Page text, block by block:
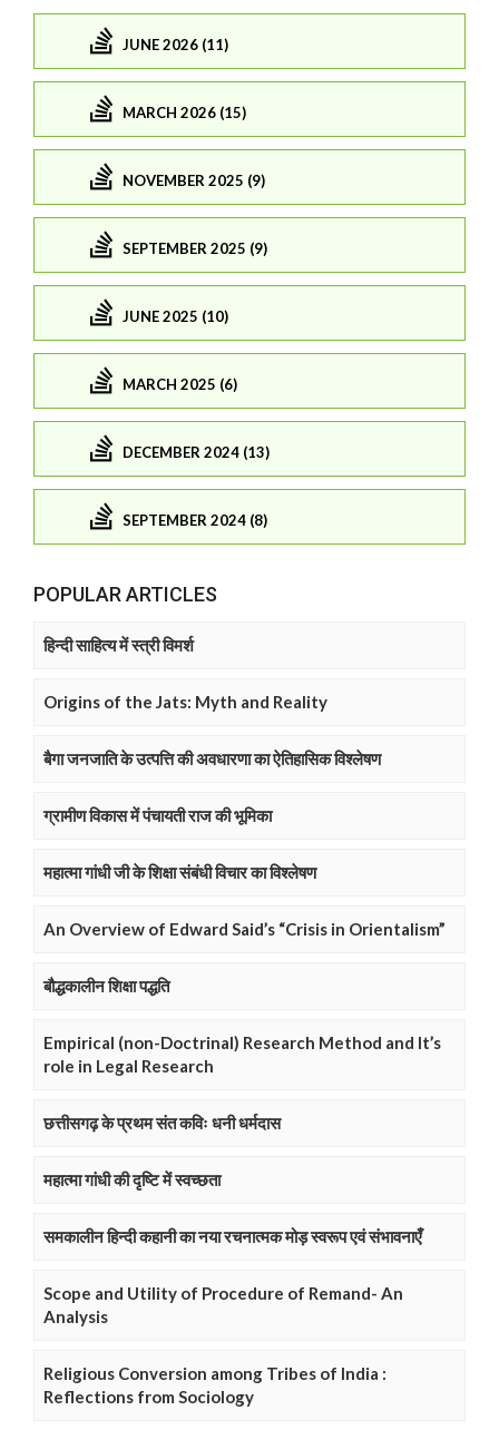
JUNE 2026 (11)
MARCH 2026 (15)
NOVEMBER 2025 (9)
SEPTEMBER 2025 (9)
JUNE 2025 (10)
MARCH 2025 (6)
DECEMBER 2024 (13)
SEPTEMBER 2024 (8)
POPULAR ARTICLES
हिन्दी साहित्य में स्त्री विमर्श
Origins of the Jats: Myth and Reality
बैगा जनजाति के उत्पत्ति की अवधारणा का ऐतिहासिक विश्लेषण
ग्रामीण विकास में पंचायती राज की भूमिका
महात्मा गांधी जी के शिक्षा संबंधी विचार का विश्लेषण
An Overview of Edward Said’s “Crisis in Orientalism”
बौद्धकालीन शिक्षा पद्धति
Empirical (non-Doctrinal) Research Method and It’s
role in Legal Research
छत्तीसगढ़ के प्रथम संत कविः धनी धर्मदास
महात्मा गांधी की दृष्टि में स्वच्छता
समकालीन हिन्दी कहानी का नया रचनात्मक मोड़ स्वरूप एवं संभावनाएँ
Scope and Utility of Procedure of Remand- An
Analysis
Religious Conversion among Tribes of India :
Reflections from Sociology